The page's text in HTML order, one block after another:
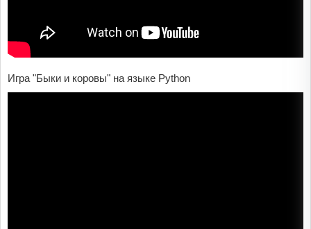
Игра "Быки и коровы" на языке Python